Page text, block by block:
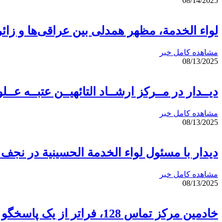
لواء الخدمة، مظهر همدلی بین عراقی‌ها و
مشاهده کامل خبر
08/13/2025
دیــدار در مــرکز ارشــاد التائهیــن عتبــه
مشاهده کامل خبر
08/13/2025
دیدار با مسئول لواء الخدمة الحسينية در
مشاهده کامل خبر
08/13/2025
خادمین مرکز تماس 128، فراتر از یک پاسخگو